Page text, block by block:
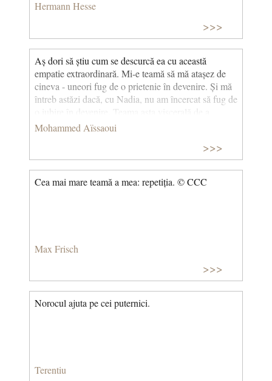
Hermann Hesse
>>>
Aș dori să știu cum se descurcă ea cu această
empatie extraordinară. Mi-e teamă să mă atașez de
cineva - uneori fug de o prietenie în devenire. Și mă
întreb astăzi dacă, cu Nadia, nu am încercat să fug de
o iubire în devenire. Teama asta viscerală de a
depinde de cineva și care încă mă urmărește.
Mohammed Aïssaoui
>>>
Cea mai mare teamă a mea: repetiția. © CCC
Max Frisch
>>>
Norocul ajuta pe cei puternici.
Terentiu